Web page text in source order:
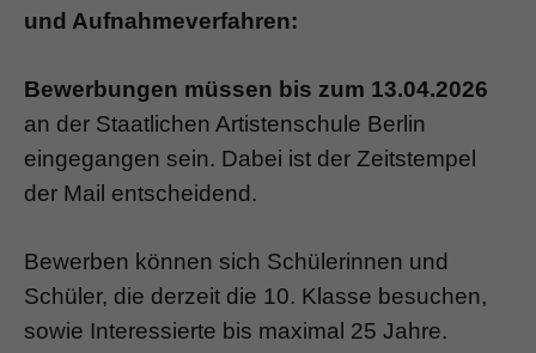
und Aufnahmeverfahren:
Bewerbungen müssen bis zum 13.04.2026
an der Staatlichen Artistenschule Berlin
eingegangen sein. Dabei ist der Zeitstempel
der Mail entscheidend.
Bewerben können sich Schülerinnen und
Schüler, die derzeit die 10. Klasse besuchen,
sowie Interessierte bis maximal 25 Jahre.